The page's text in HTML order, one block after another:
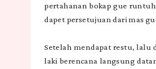
pertahanan bokap gue
dapet persetujuan dari mas
Setelah mendapat restu, lalu
laki berencana langsung